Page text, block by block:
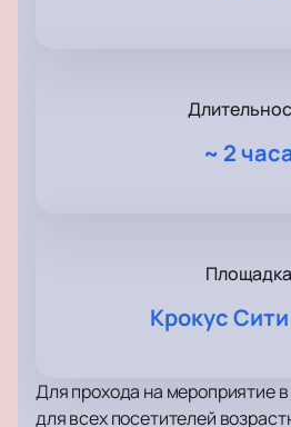
~ 2
Площадка
Крокус
Для прохода на мероприятие
для всех посетителей